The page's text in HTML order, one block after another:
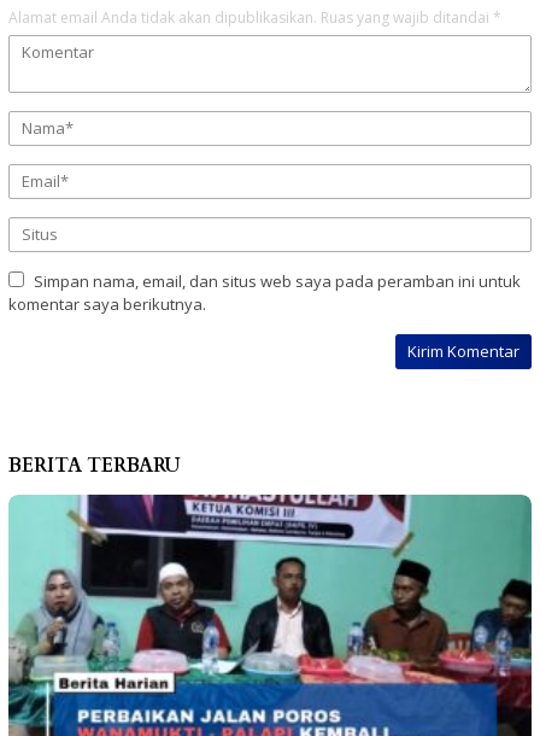
Alamat email Anda tidak akan dipublikasikan. Ruas yang wajib ditandai *
Simpan nama, email, dan situs web saya pada peramban ini untuk
komentar saya berikutnya.
BERITA TERBARU